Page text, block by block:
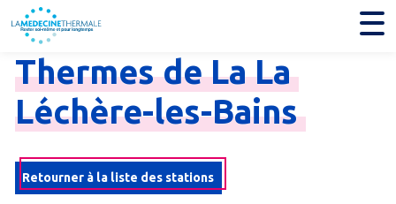
ThermesdeLaLa
Léchère-les-Bains
Retourner à la liste des stations